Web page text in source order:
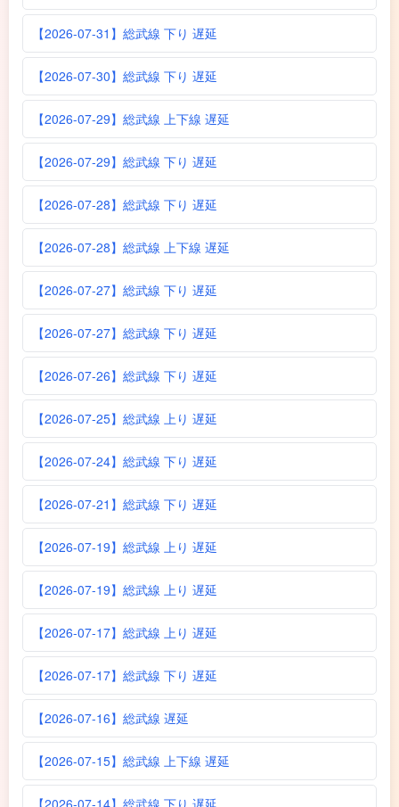
【2026-07-31】総武線 下り 遅延
【2026-07-30】総武線 下り 遅延
【2026-07-29】総武線 上下線 遅延
【2026-07-29】総武線 下り 遅延
【2026-07-28】総武線 下り 遅延
【2026-07-28】総武線 上下線 遅延
【2026-07-27】総武線 下り 遅延
【2026-07-27】総武線 下り 遅延
【2026-07-26】総武線 下り 遅延
【2026-07-25】総武線 上り 遅延
【2026-07-24】総武線 下り 遅延
【2026-07-21】総武線 下り 遅延
【2026-07-19】総武線 上り 遅延
【2026-07-19】総武線 上り 遅延
【2026-07-17】総武線 上り 遅延
【2026-07-17】総武線 下り 遅延
【2026-07-16】総武線 遅延
【2026-07-15】総武線 上下線 遅延
【2026-07-14】総武線 下り 遅延